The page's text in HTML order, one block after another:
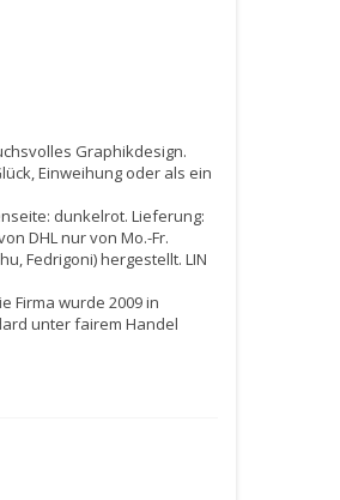
Graphikdesign.
Einweihung oder als ein
dunkelrot. Lieferung:
DHL nur von Mo.-Fr.
Fedrigoni) hergestellt. LIN
Firma wurde 2009 in
unter fairem Handel